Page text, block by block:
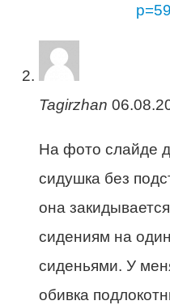
Tagirzhan
На фото слайде
сидушка без
она
сидениям на
сиденьями. У
обивка